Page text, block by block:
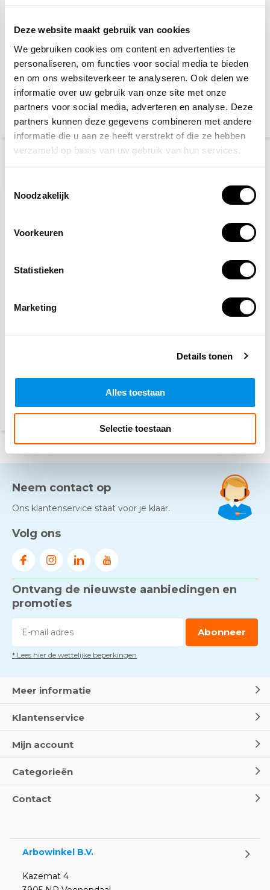
Deze website maakt gebruik van cookies
We gebruiken cookies om content en advertenties te
personaliseren, om functies voor social media te bieden
en om ons websiteverkeer te analyseren. Ook delen we
informatie over uw gebruik van onze site met onze
partners voor social media, adverteren en analyse. Deze
partners kunnen deze gegevens combineren met andere
informatie die u aan ze heeft verstrekt of die ze hebben
verzameld op basis van uw gebruik van hun services.
Noodzakelijk
Voorkeuren
Statistieken
Marketing
Details tonen
Alles toestaan
Selectie toestaan
Mitella
1,451,10
(1,20 Incl. btw)
Bouwhelm zwart
5,10
(6,17 Incl. btw)
HEKA mitella - 5 stuks
Voor 15:00 besteld,
Neem contact op
Ons klantenservice staat voor je klaar.
Volg ons
Ontvang de nieuwste aanbiedingen en
promoties
Abonneer
* Lees hier de wettelijke beperkingen
Meer informatie
Klantenservice
Mijn account
Categorieën
Contact
Arbowinkel B.V.
Kazemat 4